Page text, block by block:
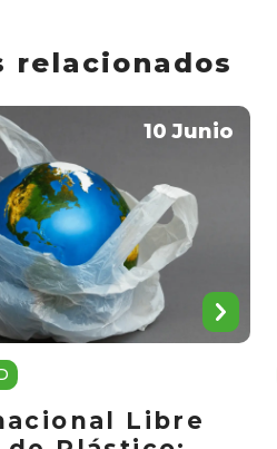
relacionados
10 Junio
Libre